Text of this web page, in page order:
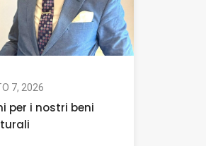
7, 2026
per i nostri beni